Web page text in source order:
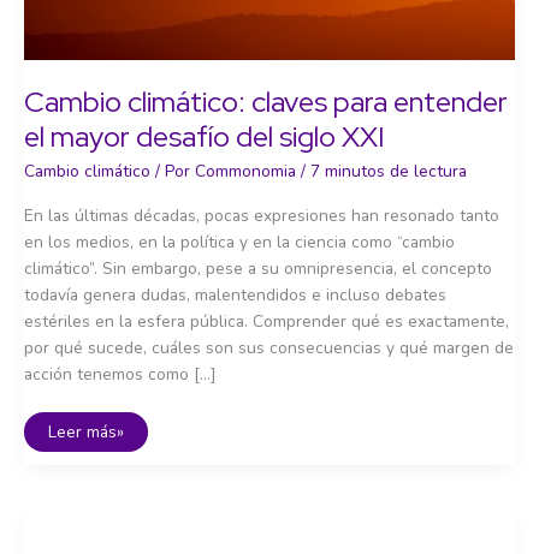
Cambio climático: claves para entender
el mayor desafío del siglo XXI
Cambio climático / Por Commonomia / 7 minutos de lectura
En las últimas décadas, pocas expresiones han resonado tanto
en los medios, en la política y en la ciencia como “cambio
climático”. Sin embargo, pese a su omnipresencia, el concepto
todavía genera dudas, malentendidos e incluso debates
estériles en la esfera pública. Comprender qué es exactamente,
por qué sucede, cuáles son sus consecuencias y qué margen de
acción tenemos como […]
Cambio
climático:
Leer más»